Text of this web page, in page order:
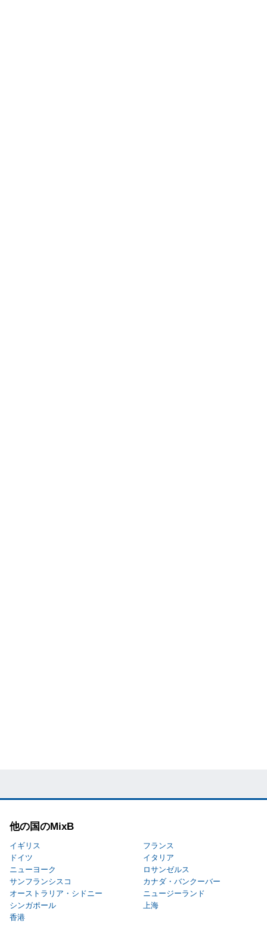
他の国のMixB
イギリス
フランス
ドイツ
イタリア
ニューヨーク
ロサンゼルス
サンフランシスコ
カナダ・バンクーバー
オーストラリア・シドニー
ニュージーランド
シンガポール
上海
香港